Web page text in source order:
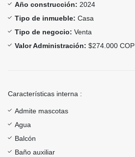
Año construcción: 2024
Tipo de inmueble: Casa
Tipo de negocio: Venta
Valor Administración: $274.000 COP
Características interna :
Admite mascotas
Agua
Balcón
Baño auxiliar